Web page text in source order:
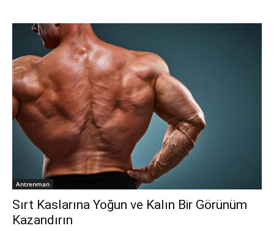
Antrenman
Sırt Kaslarına Yoğun ve Kalın Bir Görünüm
Kazandırın